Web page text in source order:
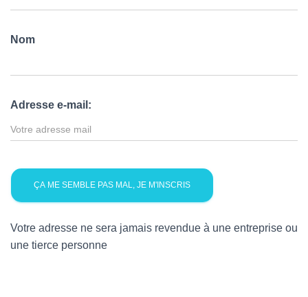
Nom
Adresse e-mail:
Votre adresse ne sera jamais revendue à une entreprise ou
une tierce personne